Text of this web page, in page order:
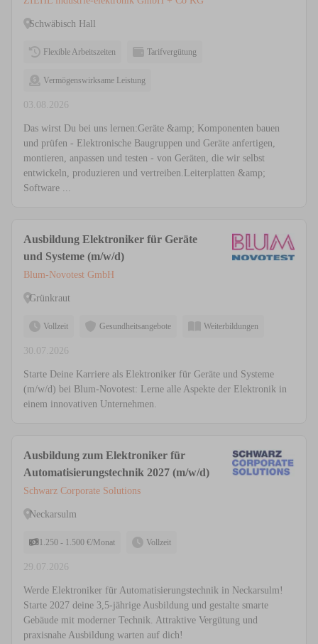
Schwäbisch Hall
Flexible Arbeitszeiten Tarifvergütung
Vermögenswirksame Leistung
03.08.2026
Das wirst Du bei uns lernen:Geräte &amp; Komponenten bauen
und prüfen - Elektronische Baugruppen und Geräte anfertigen,
montieren, anpassen und testen - von Geräten, die wir selbst
entwickeln, produzieren und vertreiben.Leiterplatten &amp;
Software ...
Ausbildung Elektroniker für Geräte
und Systeme (m/w/d)
Blum-Novotest GmbH
Grünkraut
Vollzeit Gesundheitsangebote Weiterbildungen
30.07.2026
Starte Deine Karriere als Elektroniker für Geräte und Systeme
(m/w/d) bei Blum-Novotest: Lerne alle Aspekte der Elektronik in
einem innovativen Unternehmen.
Ausbildung zum Elektroniker für
Automatisierungstechnik 2027 (m/w/d)
Schwarz Corporate Solutions
Neckarsulm
1.250 - 1.500 €/Monat Vollzeit
29.07.2026
Werde Elektroniker für Automatisierungstechnik in Neckarsulm!
Starte 2027 deine 3,5-jährige Ausbildung und gestalte smarte
Gebäude mit moderner Technik. Attraktive Vergütung und
praxisnahe Ausbildung warten auf dich!